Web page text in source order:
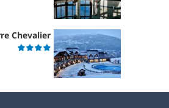
Chevalier